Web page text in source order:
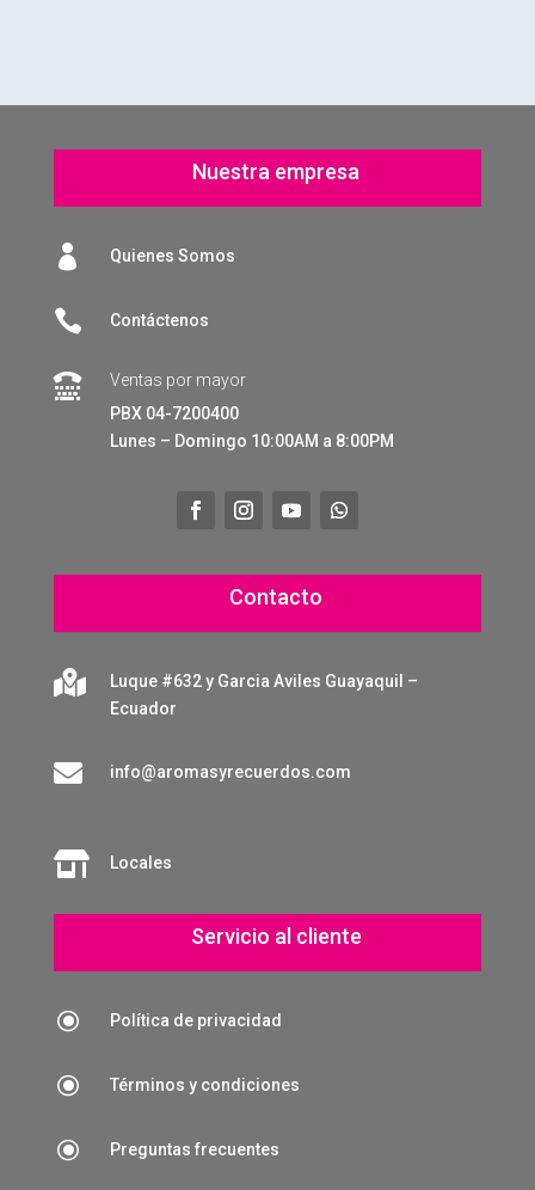
Nuestra empresa
 Quienes Somos
 Contáctenos

Ventas por mayor
PBX 04-7200400
Lunes – Domingo 10:00AM a 8:00PM
Contacto

Luque #632 y Garcia Aviles Guayaquil –
Ecuador
 info@aromasyrecuerdos.com
 Locales
Servicio al cliente
\ Política de privacidad
\ Términos y condiciones
\ Preguntas frecuentes